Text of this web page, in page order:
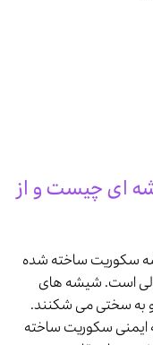
ای چیست و از
سکوریت ساخته شده
است. شیشه های
و به سختی می شکنند.
ایمنی سکوریت ساخته